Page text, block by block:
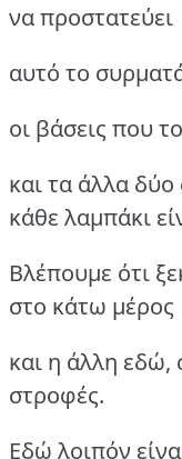
να προστατεύει
αυτό το
οι βάσεις που
και τα άλλα
κάθε λαμπάκι
Βλέπουμε ότι
στο κάτω μέρος
και η άλλη εδώ,
στροφές.
Εδώ λοιπόν